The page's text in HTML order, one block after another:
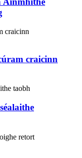
craicinn